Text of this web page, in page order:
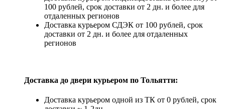
100 рублей, срок доставки от 2 дн. и более для
отдаленных регионов
Доставка курьером СДЭК от 100 рублей, срок
доставки от 2 дн. и более для отдаленных
регионов
Доставка до двери курьером по Тольятти:
Доставка курьером одной из ТК от 0 рублей, срок